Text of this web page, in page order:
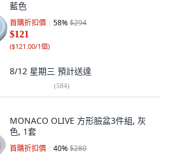
藍色
首購折扣價 58%$294
$121
($121.00/1個)
8/12 星期三 預計送達
(584)
MONACO OLIVE 方形臉盆3件組, 灰
色, 1套
首購折扣價 40%$280